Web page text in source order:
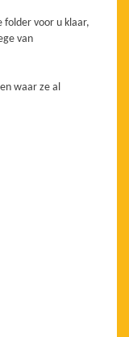
folder voor u klaar,
van
waar ze al